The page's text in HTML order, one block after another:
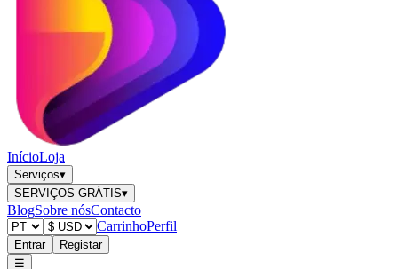
InícioLoja
Serviços▾
SERVIÇOS GRÁTIS▾
BlogSobre nósContacto
CarrinhoPerfil
Entrar
Registar
☰